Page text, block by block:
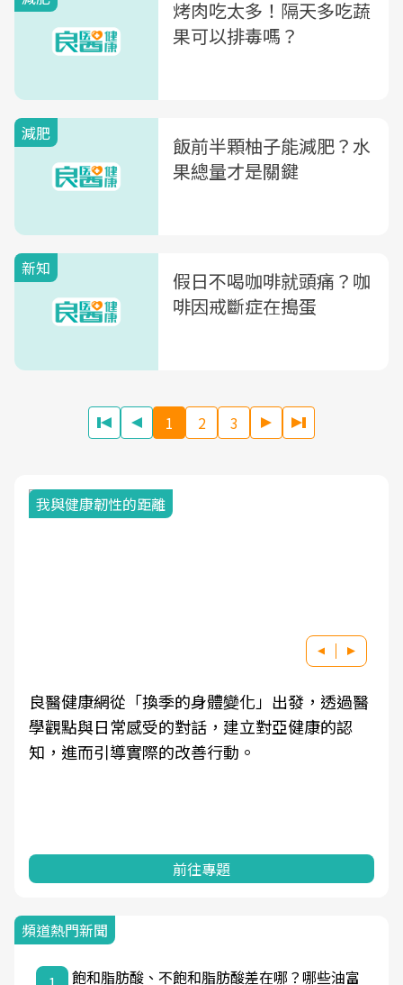
烤肉吃太多！隔天多吃蔬
果可以排毒嗎？
減肥
飯前半顆柚子能減肥？水
果總量才是關鍵
新知
假日不喝咖啡就頭痛？咖
啡因戒斷症在搗蛋
1 2 3
我與健康韌性的距離
良醫健康網從「換季的身體變化」出發，透過醫
學觀點與日常感受的對話，建立對亞健康的認
知，進而引導實際的改善行動。
前往專題
頻道熱門新聞
飽和脂肪酸、不飽和脂肪酸差在哪？哪些油富